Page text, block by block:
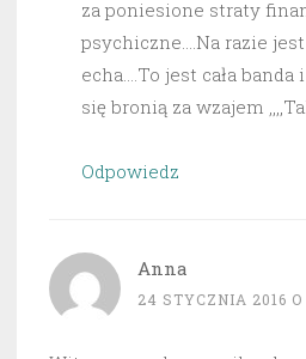
za poniesione straty
psychiczne….Na razie
echa….To jest cała
się bronią za wzajem
Odpowiedz
Anna
24 STYCZNIA 2016